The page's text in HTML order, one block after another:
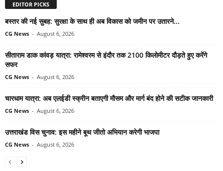
EDITOR PICKS
बस्तर की नई सुबह: सुरक्षा के साथ ही अब विकास को जमीन पर उतारने...
CG News - August 6, 2026
सीताराम डाक कांवड़ यात्रा: रामेश्वरम से इंदौर तक 2100 किलोमीटर दौड़ते हुए करेंगे
सफर
CG News - August 6, 2026
चारधाम यात्रा: अब एलईडी स्क्रीन बताएगी मौसम और मार्ग बंद होने की सटीक जानकारी
CG News - August 6, 2026
उत्तराखंड विस चुनाव: इस महीने बूथ जीतो अभियान करेगी भाजपा
CG News - August 6, 2026